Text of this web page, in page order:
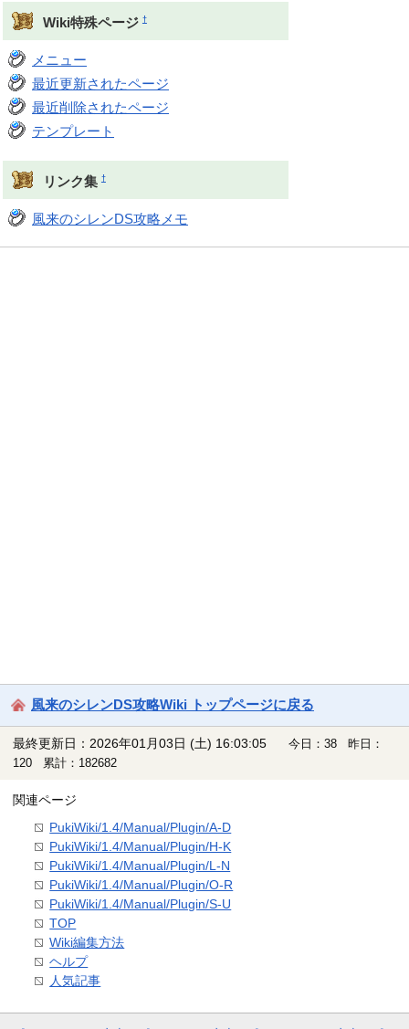
Wiki特殊ページ †
メニュー
最近更新されたページ
最近削除されたページ
テンプレート
リンク集 †
風来のシレンDS攻略メモ
風来のシレンDS攻略Wiki トップページに戻る
最終更新日：2026年01月03日 (土) 16:03:05
今日：38 昨日：
120 累計：182682
関連ページ
PukiWiki/1.4/Manual/Plugin/A-D
PukiWiki/1.4/Manual/Plugin/H-K
PukiWiki/1.4/Manual/Plugin/L-N
PukiWiki/1.4/Manual/Plugin/O-R
PukiWiki/1.4/Manual/Plugin/S-U
TOP
Wiki編集方法
ヘルプ
人気記事